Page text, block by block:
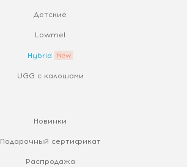
Детские
Lowmel
Hybrid
UGG с калошами
Новинки
Подарочный сертификат
Распродажа